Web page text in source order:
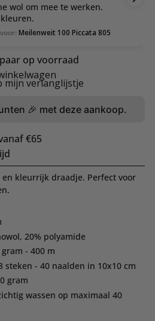
wol om mee te werken.
Meilenweit 100 Piccata 805
op voorraad
mijn verlanglijstje
🎉 met deze aankoop.
€65
kleurrijk draadje. Perfect voor
20% polyamide
- 400 m
steken - 40 naalden in 10x10 cm
gram
wassen op maximaal 40